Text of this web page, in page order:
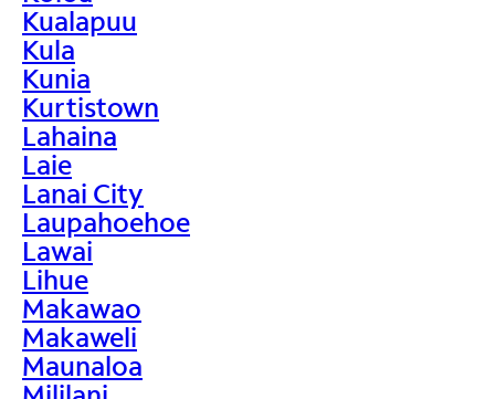
Kualapuu
Kula
Kunia
Kurtistown
Lahaina
Laie
Lanai City
Laupahoehoe
Lawai
Lihue
Makawao
Makaweli
Maunaloa